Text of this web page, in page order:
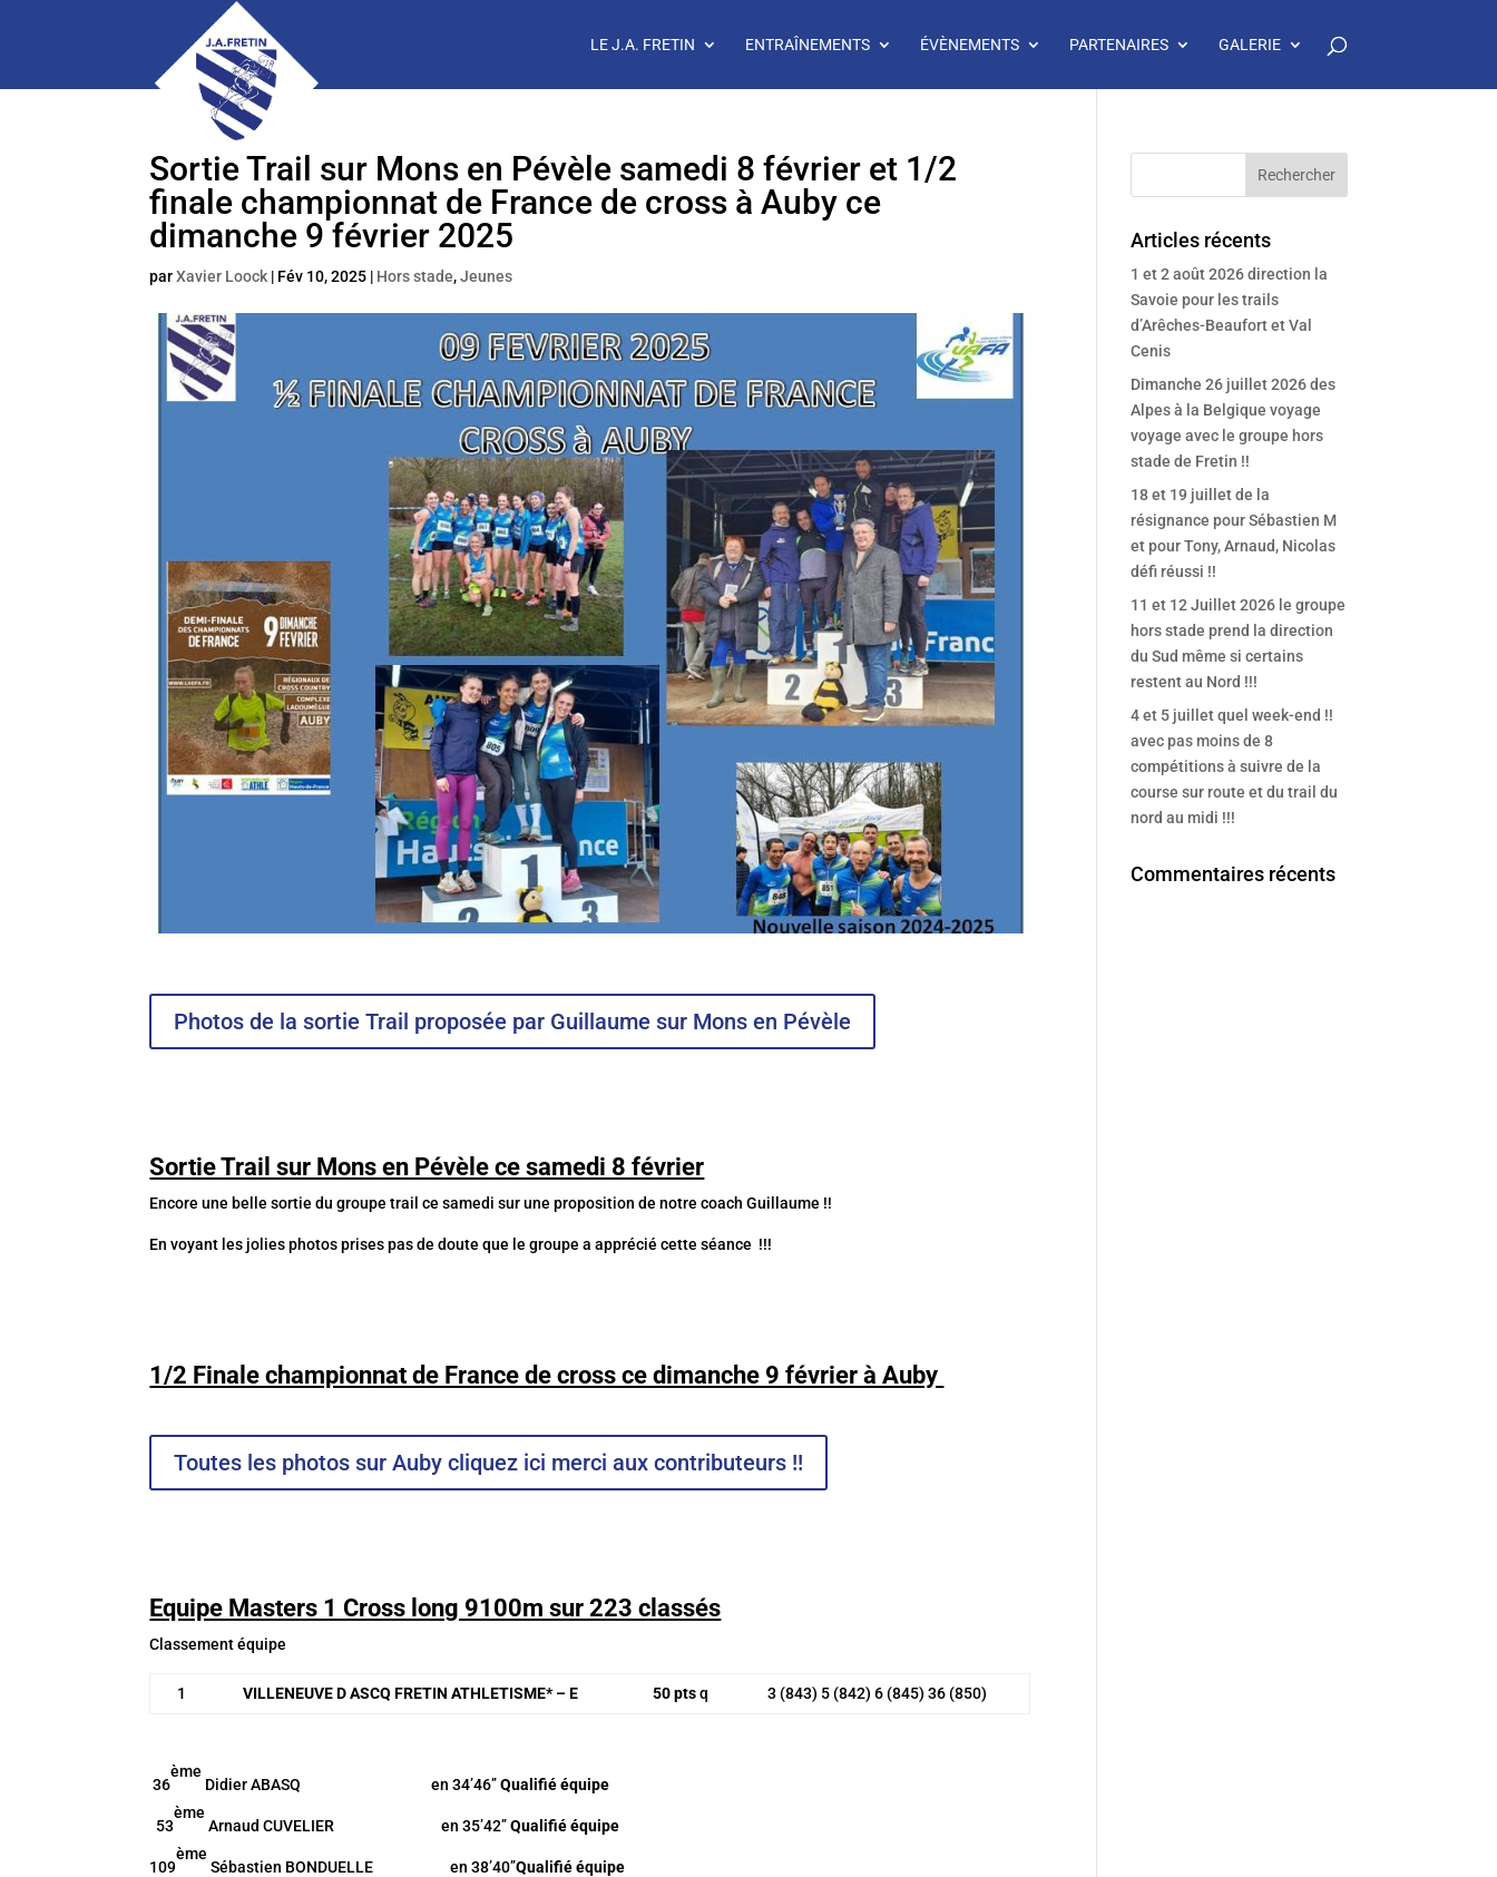
LE J.A. FRETIN ENTRAÎNEMENTS ÉVÈNEMENTS PARTENAIRES GALERIE
Sortie Trail sur Mons en Pévèle samedi 8 février et 1/2
finale championnat de France de cross à Auby ce
dimanche 9 février 2025
parXavier Loock | Fév 10, 2025 | Hors stade,Jeunes
Photos de la sortie Trail proposée par Guillaume sur Mons en Pévèle
Sortie Trail sur Mons en Pévèle ce samedi 8 février
Encore une belle sortie du groupe trail ce samedi sur une proposition de notre coach Guillaume !!
En voyant les jolies photos prises pas de doute que le groupe a apprécié cette séance !!!
1/2 Finale championnat de France de cross ce dimanche 9 février à Auby
Toutes les photos sur Auby cliquez ici merci aux contributeurs !!
Equipe Masters 1 Cross long 9100m sur 223 classés
Classement équipe
1 VILLENEUVE D ASCQ FRETIN ATHLETISME* – E 50 ptsq 3 (843) 5 (842) 6 (845) 36 (850)
36
ème
Didier ABASQ en 34’46’’Qualifié équipe
53
ème
Arnaud CUVELIER en 35’42’’Qualifié équipe
109
ème
Sébastien BONDUELLE en 38’40’’Qualifié équipe
Articles récents
1 et 2 août 2026 direction la
Savoie pour les trails
d’Arêches-Beaufort et Val
Cenis
Dimanche 26 juillet 2026 des
Alpes à la Belgique voyage
voyage avec le groupe hors
stade de Fretin !!
18 et 19 juillet de la
résignance pour Sébastien M
et pour Tony, Arnaud, Nicolas
défi réussi !!
11 et 12 Juillet 2026 le groupe
hors stade prend la direction
du Sud même si certains
restent au Nord !!!
4 et 5 juillet quel week-end !!
avec pas moins de 8
compétitions à suivre de la
course sur route et du trail du
nord au midi !!!
Commentaires récents